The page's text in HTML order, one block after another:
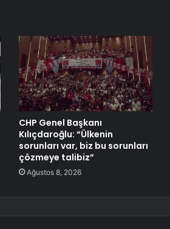
CHP Genel Başkanı
Kılıçdaroğlu: “Ülkenin
sorunları var, biz bu sorunları
çözmeye talibiz”
Ağustos 8, 2026